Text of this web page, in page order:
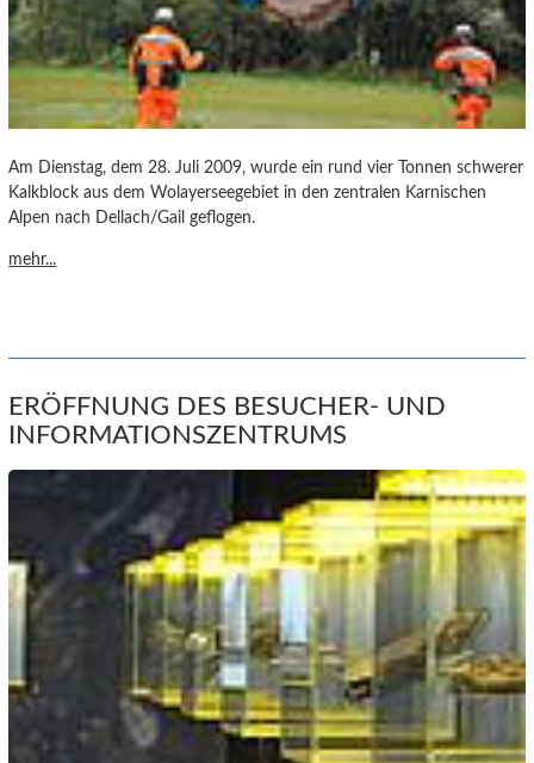
Am Dienstag, dem 28. Juli 2009, wurde ein rund vier Tonnen schwerer
Kalkblock aus dem Wolayerseegebiet in den zentralen Karnischen
Alpen nach Dellach/Gail geflogen.
mehr...
ERÖFFNUNG DES BESUCHER- UND
INFORMATIONSZENTRUMS